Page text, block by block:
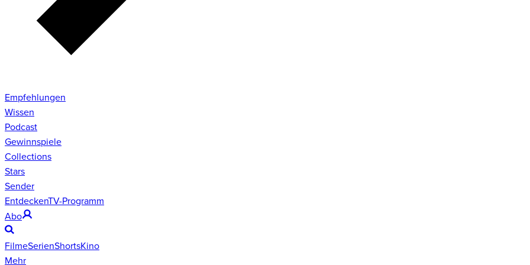
Empfehlungen
Wissen
Podcast
Gewinnspiele
Collections
Stars
Sender
EntdeckenTV-Programm
Abo
FilmeSerienShortsKino
Mehr